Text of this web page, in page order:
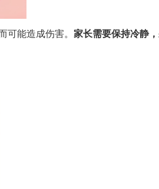
能造成伤害。 家长需要保持冷静